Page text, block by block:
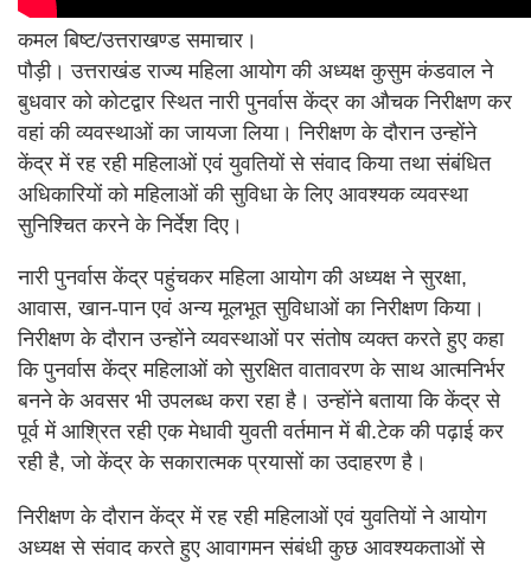
कमल बिष्ट/उत्तराखण्ड समाचार।
पौड़ी। उत्तराखंड राज्य महिला आयोग की अध्यक्ष कुसुम कंडवाल ने
बुधवार को कोटद्वार स्थित नारी पुनर्वास केंद्र का औचक निरीक्षण कर
वहां की व्यवस्थाओं का जायजा लिया। निरीक्षण के दौरान उन्होंने
केंद्र में रह रही महिलाओं एवं युवतियों से संवाद किया तथा संबंधित
अधिकारियों को महिलाओं की सुविधा के लिए आवश्यक व्यवस्था
सुनिश्चित करने के निर्देश दिए।
नारी पुनर्वास केंद्र पहुंचकर महिला आयोग की अध्यक्ष ने सुरक्षा,
आवास, खान-पान एवं अन्य मूलभूत सुविधाओं का निरीक्षण किया।
निरीक्षण के दौरान उन्होंने व्यवस्थाओं पर संतोष व्यक्त करते हुए कहा
कि पुनर्वास केंद्र महिलाओं को सुरक्षित वातावरण के साथ आत्मनिर्भर
बनने के अवसर भी उपलब्ध करा रहा है। उन्होंने बताया कि केंद्र से
पूर्व में आश्रित रही एक मेधावी युवती वर्तमान में बी.टेक की पढ़ाई कर
रही है, जो केंद्र के सकारात्मक प्रयासों का उदाहरण है।
निरीक्षण के दौरान केंद्र में रह रही महिलाओं एवं युवतियों ने आयोग
अध्यक्ष से संवाद करते हुए आवागमन संबंधी कुछ आवश्यकताओं से